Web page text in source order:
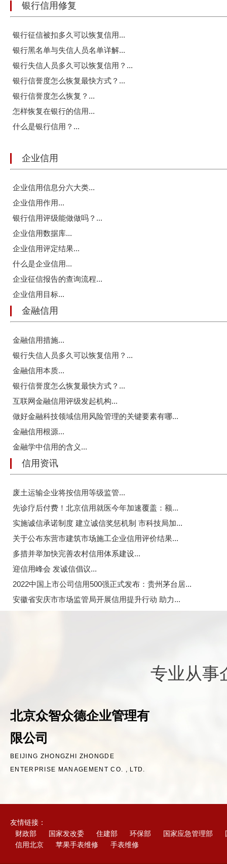
银行信用修复
银行征信被扣多久可以恢复信用...
银行黑名单与失信人员名单详解...
银行失信人员多久可以恢复信用？...
银行信誉度怎么恢复最快方式？...
银行信誉度怎么恢复？...
怎样恢复在银行的信用...
什么是银行信用？...
企业信用
企业信用信息分六大类...
企业信用作用...
银行信用评级能做做吗？...
企业信用数据库...
企业信用评定结果...
什么是企业信用...
企业征信报告的查询流程...
企业信用目标...
金融信用
金融信用措施...
银行失信人员多久可以恢复信用？...
金融信用本质...
银行信誉度怎么恢复最快方式？...
互联网金融信用评级发起机构...
做好金融科技领域信用风险管理的关键要素有哪...
金融信用根源...
金融学中信用的含义...
信用资讯
废土运输企业将按信用等级监管...
先诊疗后付费！北京信用就医今年加速覆盖：额...
实施诚信承诺制度 建立诚信奖惩机制 市科技局加...
关于公布东营市建筑市场施工企业信用评价结果...
多措并举加快完善农村信用体系建设...
迎信用峰会 发诚信倡议...
2022中国上市公司信用500强正式发布：贵州茅台居...
安徽省安庆市市场监管局开展信用提升行动 助力...
专业从事
北京众智众德企业管理有
限公司
BEIJING ZHONGZHI ZHONGDE
ENTERPRISE MANAGEMENT CO. , LTD.
友情链接：
财政部
国家发改委 住建部 环保部 国家应急管理部
信用北京
苹果手表维修 手表维修